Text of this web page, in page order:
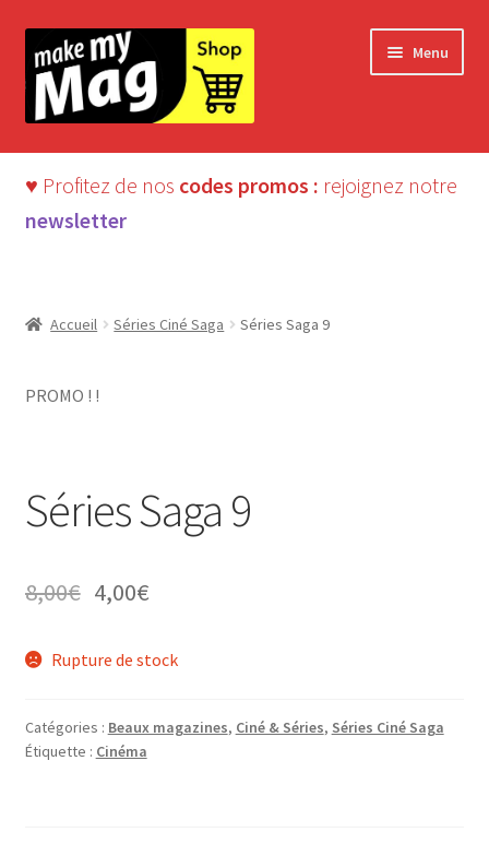
la
navigation
au
contenu
Menu
♥ Profitez de nos codes promos : rejoignez notre
newsletter
Accueil Séries Ciné Saga Séries Saga 9
PROMO ! !
Séries Saga 9
Le
initial
8,00€.
8,00€Le
actuel
8,00€.
4,00€
Rupture de stock
Catégories : Beaux magazines, Ciné & Séries, Séries Ciné Saga
Étiquette : Cinéma